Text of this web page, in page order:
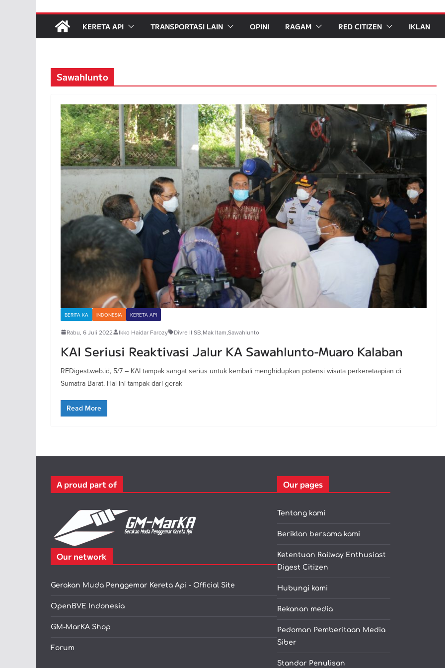
KERETA API TRANSPORTASI LAIN OPINI RAGAM RED CITIZEN IKLAN
Sawahlunto
BERITA KA INDONESIA KERETA API
Rabu, 6 Juli 2022 Ikko Haidar Farozy Divre II SB,Mak Itam,Sawahlunto
KAI Seriusi Reaktivasi Jalur KA Sawahlunto-Muaro Kalaban
REDigest.web.id, 5/7 – KAI tampak sangat serius untuk kembali menghidupkan potensi wisata perkeretaapian di
Sumatra Barat. Hal ini tampak dari gerak
Read More
A proud part of
Our network
Gerakan Muda Penggemar Kereta Api - Official Site
OpenBVE Indonesia
GM-MarKA Shop
Forum
Our pages
Tentang kami
Beriklan bersama kami
Ketentuan Railway Enthusiast
Digest Citizen
Hubungi kami
Rekanan media
Pedoman Pemberitaan Media
Siber
Standar Penulisan